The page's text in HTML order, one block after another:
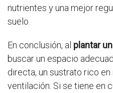
nutrientes y una mejor
suelo.
En conclusión, al plantar
buscar un espacio
directa, un sustrato rico
ventilación. Si se tiene en